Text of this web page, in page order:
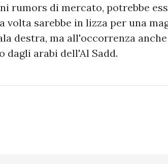
rumors di mercato, potrebbe
volta sarebbe in lizza per una
destra, ma all'occorrenza
dagli arabi dell'Al Sadd.